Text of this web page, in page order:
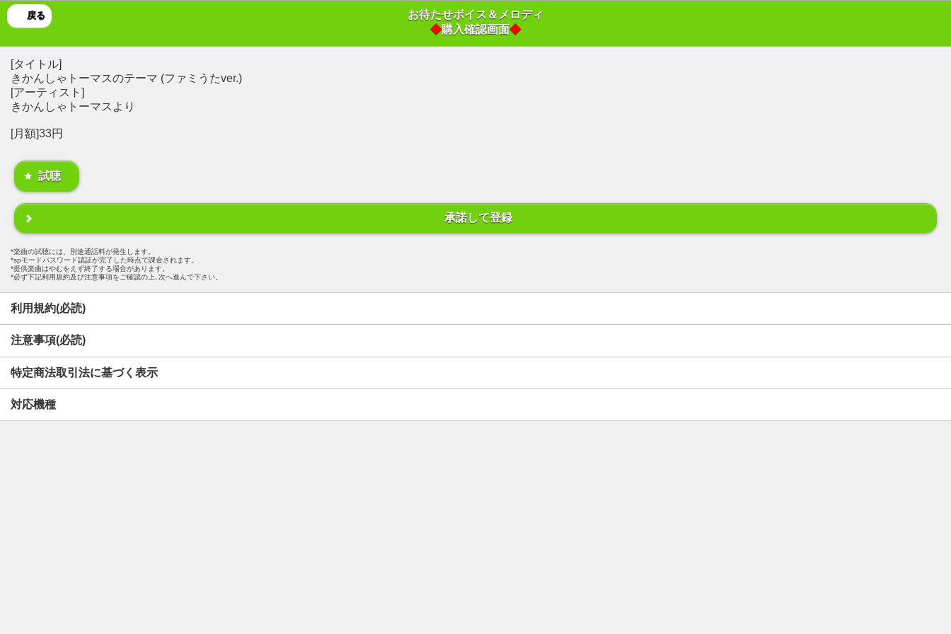
戻る
お待たせボイス＆メロディ
◆購入確認画面◆
[タイトル]
きかんしゃトーマスのテーマ (ファミうたver.)
[アーティスト]
きかんしゃトーマスより
[月額]33円
試聴
承諾して登録
楽曲の試聴には、別途通話料が発生します。
spモードパスワード認証が完了した時点で課金されます。
提供楽曲はやむをえず終了する場合があります。
必ず下記利用規約及び注意事項をご確認の上､次へ進んで下さい。
利用規約(必読)
注意事項(必読)
特定商法取引法に基づく表示
対応機種